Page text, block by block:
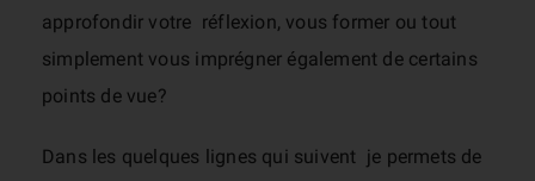
approfondir votre réflexion, vous former ou tout
simplement vous imprégner également de certains
points de vue?
Dans les quelques lignes qui suivent je permets de